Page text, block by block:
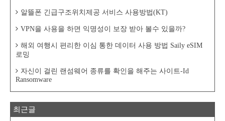
알뜰폰 긴급구조위치제공 서비스 사용방법(KT)
VPN을 사용을 하면 익명성이 보장 받아 볼수 있을까?
해외 여행시 편리한 이심 통한 데이터 사용 방법 Saily eSIM
로밍
자신이 걸린 랜섬웨어 종류를 확인을 해주는 사이트-Id
Ransomware
최근글